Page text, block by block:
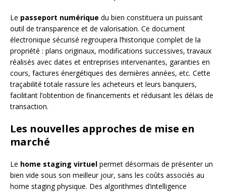
Le passeport numérique du bien constituera un puissant
outil de transparence et de valorisation. Ce document
électronique sécurisé regroupera l’historique complet de la
propriété : plans originaux, modifications successives, travaux
réalisés avec dates et entreprises intervenantes, garanties en
cours, factures énergétiques des dernières années, etc. Cette
traçabilité totale rassure les acheteurs et leurs banquiers,
facilitant l’obtention de financements et réduisant les délais de
transaction.
Les nouvelles approches de mise en
marché
Le home staging virtuel permet désormais de présenter un
bien vide sous son meilleur jour, sans les coûts associés au
home staging physique. Des algorithmes d’intelligence